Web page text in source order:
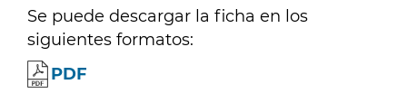
Se puede descargar la ficha en los
siguientes formatos:
PDF